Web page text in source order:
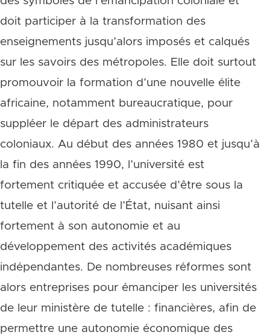
doit participer à la transformation des
enseignements jusqu’alors imposés et calqués
sur les savoirs des métropoles. Elle doit surtout
promouvoir la formation d’une nouvelle élite
africaine, notamment bureaucratique, pour
suppléer le départ des administrateurs
coloniaux. Au début des années 1980 et jusqu’à
la fin des années 1990, l’université est
fortement critiquée et accusée d’être sous la
tutelle et l’autorité de l’État, nuisant ainsi
fortement à son autonomie et au
développement des activités académiques
indépendantes. De nombreuses réformes sont
alors entreprises pour émanciper les universités
de leur ministère de tutelle : financières, afin de
permettre une autonomie économique des